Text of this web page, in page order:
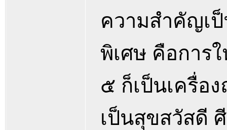
ความสำคัญเ
พิเศษ คือการ
๕ ก็เป็นเครื่อ
เป็นสุขสวัสดี